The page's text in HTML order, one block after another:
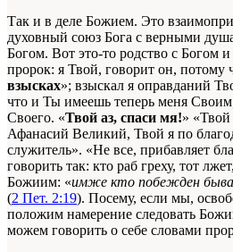
Так и в деле Божием. Это
духовный союз Бога с верными
Богом. Вот это-то родство с Богом и
пророк: я Твой, говорит он, потому
взысках»; взыскал я оправданий
что и Ты имеешь теперь меня
Своего. «Твой аз, спаси мя!» «Твой
Афанасий Великий, Твой я по
служитель». «Не все, прибавляет
говорить так: кто раб греху, тот
Божиим: «имже кто побежден
(2 Пет. 2:19). Посему, если мы,
положим намерение следовать
можем говорить о себе словами